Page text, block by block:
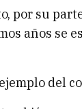
por su
años se
del